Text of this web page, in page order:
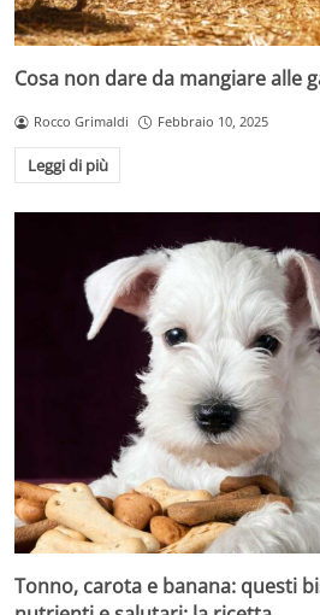
Cosa non dare da mangiare alle
Rocco Grimaldi Febbraio 10, 2025
Leggi di più
Tonno, carota e banana: questi